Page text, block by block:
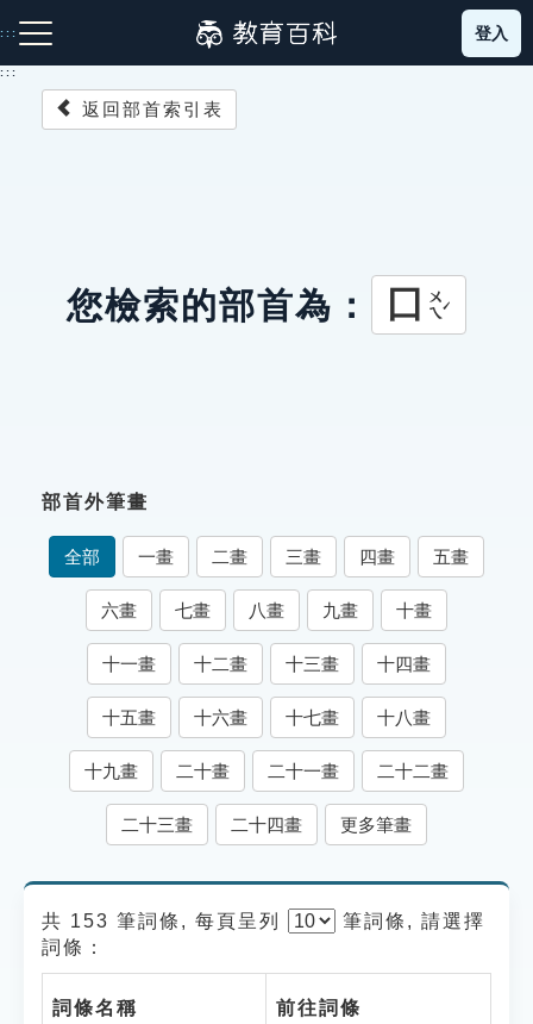
到
主
:::
成語故事
索引選單
知識索引
單字索引
生命大百科索引
遊戲專區
貓頭鷹博士
登入
:::
返回部首索引表
您檢索的部首為： 囗 ㄨㄟˊ
部首外筆畫
全部 一畫 二畫 三畫 四畫 五畫
六畫 七畫 八畫 九畫 十畫
十一畫 十二畫 十三畫 十四畫
十五畫 十六畫 十七畫 十八畫
十九畫 二十畫 二十一畫 二十二畫
二十三畫 二十四畫 更多筆畫
共 153 筆詞條, 每頁呈列 筆詞條, 請選擇
詞條：
詞條名稱 前往詞條